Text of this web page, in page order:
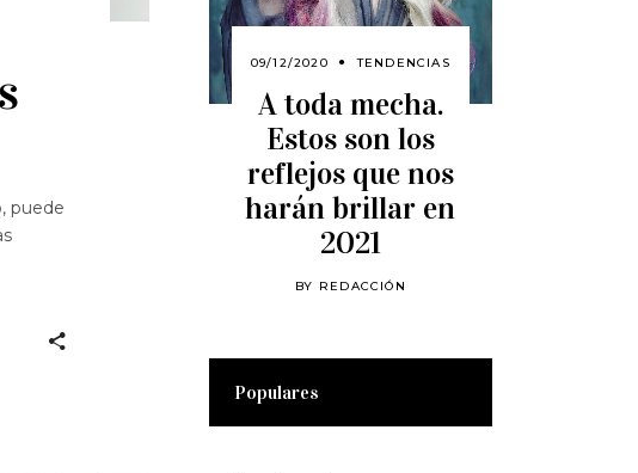
puede
09/12/2020 TENDENCIAS
A toda mecha.
Estos son los
reflejos que nos
harán brillar en
2021
BY REDACCIÓN
Populares